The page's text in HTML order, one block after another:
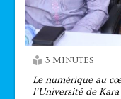
3 MINUTES
Le numérique au
l’Université de Kara